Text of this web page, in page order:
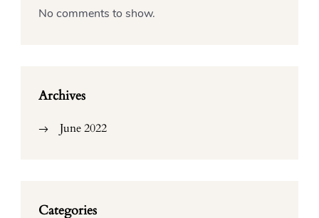
No comments to show.
Archives
June 2022
Categories